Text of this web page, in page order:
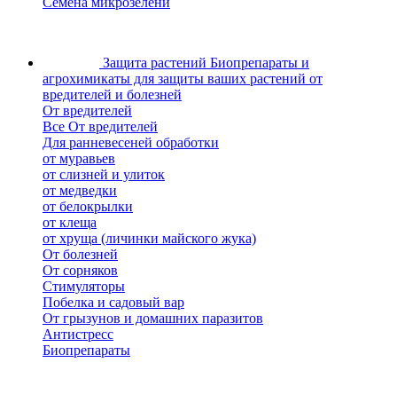
Защита растений Биопрепараты и
агрохимикаты для защиты ваших растений от
вредителей и болезней
От вредителей
Все От вредителей
Для ранневесеней обработки
от муравьев
от слизней и улиток
от медведки
от белокрылки
от клеща
от хруща (личинки майского жука)
От болезней
От сорняков
Стимуляторы
Побелка и садовый вар
От грызунов и домашних паразитов
Антистресс
Биопрепараты